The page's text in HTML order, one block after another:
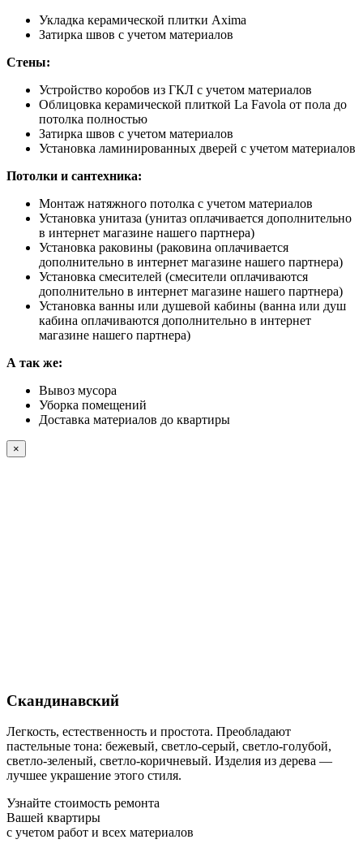
Укладка керамической плитки Axima
Затирка швов с учетом материалов
Стены:
Устройство коробов из ГКЛ с учетом материалов
Облицовка керамической плиткой La Favola от пола до
потолка полностью
Затирка швов с учетом материалов
Установка ламинированных дверей с учетом материалов
Потолки и сантехника:
Монтаж натяжного потолка с учетом материалов
Установка унитаза (унитаз оплачивается дополнительно
в интернет магазине нашего партнера)
Установка раковины (раковина оплачивается
дополнительно в интернет магазине нашего партнера)
Установка смесителей (смесители оплачиваются
дополнительно в интернет магазине нашего партнера)
Установка ванны или душевой кабины (ванна или душ
кабина оплачиваются дополнительно в интернет
магазине нашего партнера)
А так же:
Вывоз мусора
Уборка помещений
Доставка материалов до квартиры
×
Скандинавский
Легкость, естественность и простота. Преобладают
пастельные тона: бежевый, светло-серый, светло-голубой,
светло-зеленый, светло-коричневый. Изделия из дерева —
лучшее украшение этого стиля.
Узнайте стоимость ремонта
Вашей квартиры
с учетом работ и всех материалов